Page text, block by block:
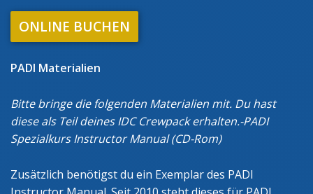
ONLINE BUCHEN
PADI Materialien
Bitte bringe die folgenden Materialien mit. Du hast
diese als Teil deines IDC Crewpack erhalten.-PADI
Spezialkurs Instructor Manual (CD-Rom)
Zusätzlich benötigst du ein Exemplar des PADI